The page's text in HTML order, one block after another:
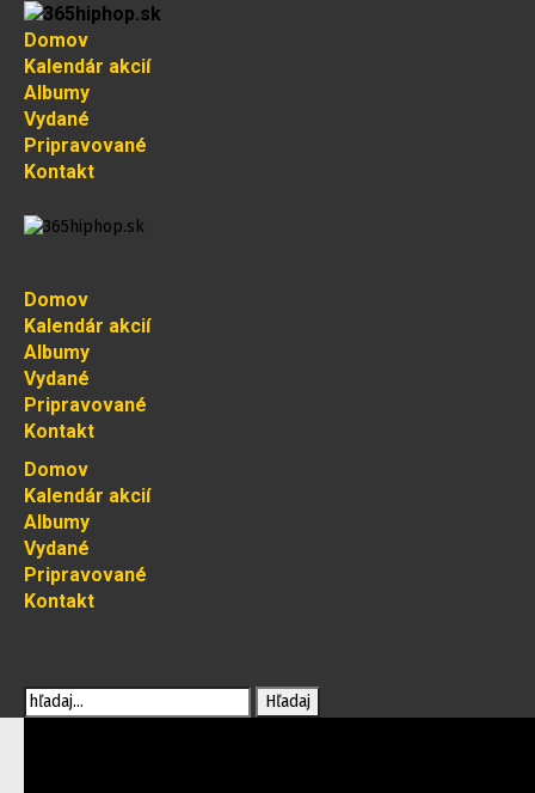
Domov
Kalendár akcií
Albumy
Vydané
Pripravované
Kontakt
Domov
Kalendár akcií
Albumy
Vydané
Pripravované
Kontakt
Domov
Kalendár akcií
Albumy
Vydané
Pripravované
Kontakt